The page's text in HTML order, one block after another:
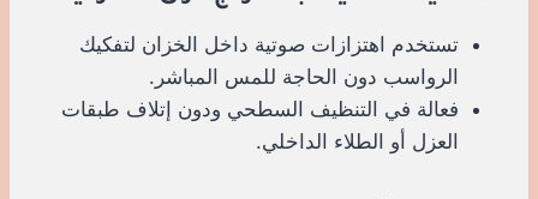
تستخدم اهتزازات صوتية داخل الخزان لتفكيك
الرواسب دون الحاجة للمس المباشر.
فعالة في التنظيف السطحي ودون إتلاف طبقات
العزل أو الطلاء الداخلي.